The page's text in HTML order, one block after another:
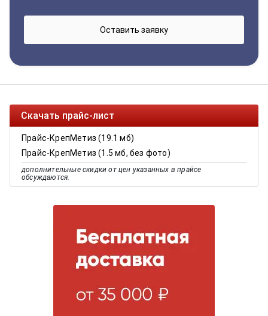
Скачать прайс-лист
Прайс-КрепМетиз (19.1 мб)
Прайс-КрепМетиз (1.5 мб, без фото)
дополнительные скидки от цен указанных в прайсе
обсуждаются.